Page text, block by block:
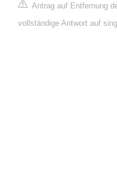
Antrag auf Entfernung
vollständige Antwort auf